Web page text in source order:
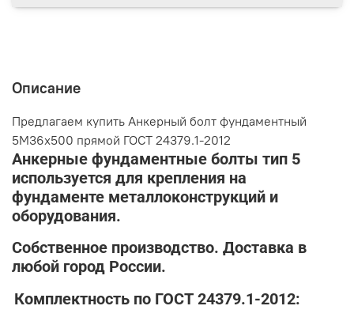
Описание
Предлагаем купить Анкерный болт фундаментный
5М36х500 прямой ГОСТ 24379.1-2012
Анкерные фундаментные болты тип 5
используется для крепления на
фундаменте металлоконструкций и
оборудования.
Собственное производство. Доставка в
любой город России.
Комплектность по ГОСТ 24379.1-2012: